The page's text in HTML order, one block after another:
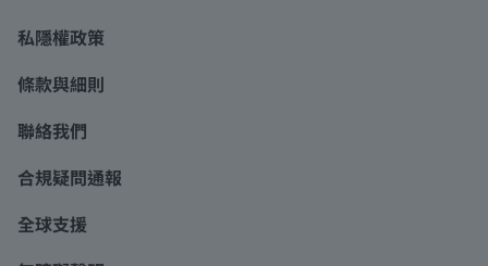
私隱權政策
條款與細則
聯絡我們
合規疑問通報
全球支援